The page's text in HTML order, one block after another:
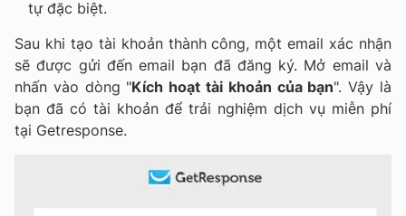
tự đặc biệt.
Sau khi tạo tài khoản thành công, một email xác nhận
sẽ được gửi đến email bạn đã đăng ký. Mở email và
nhấn vào dòng "Kích hoạt tài khoản của bạn". Vậy là
bạn đã có tài khoản để trải nghiệm dịch vụ miễn phí
tại Getresponse.